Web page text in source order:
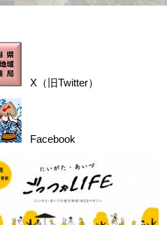
X（旧Twitter）
Facebook